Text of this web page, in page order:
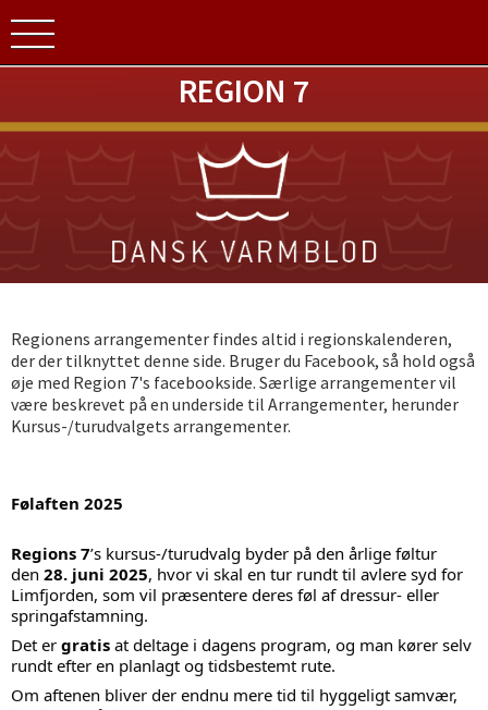
REGION 7
Regionens arrangementer findes altid i regionskalenderen,
der der tilknyttet denne side. Bruger du Facebook, så hold også
øje med Region 7's facebookside. Særlige arrangementer vil
være beskrevet på en underside til Arrangementer, herunder
Kursus-/turudvalgets arrangementer.
Følaften 2025
Regions 7’s kursus-/turudvalg byder på den årlige føltur
den 28. juni 2025, hvor vi skal en tur rundt til avlere syd for
Limfjorden, som vil præsentere deres føl af dressur- eller
springafstamning.
Det er gratis at deltage i dagens program, og man kører selv
rundt efter en planlagt og tidsbestemt rute.
Om aftenen bliver der endnu mere tid til hyggeligt samvær,